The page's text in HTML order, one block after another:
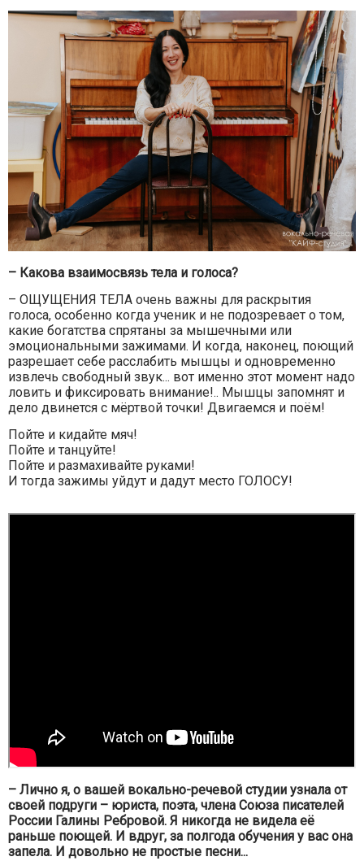
– Какова взаимосвязь тела и голоса?
– ОЩУЩЕНИЯ ТЕЛА очень важны для раскрытия
голоса, особенно когда ученик и не подозревает о том,
какие богатства спрятаны за мышечными или
эмоциональными зажимами. И когда, наконец, поющий
разрешает себе расслабить мышцы и одновременно
извлечь свободный звук... вот именно этот момент надо
ловить и фиксировать внимание!.. Мышцы запомнят и
дело двинется с мёртвой точки! Двигаемся и поём!
Пойте и кидайте мяч!
Пойте и танцуйте!
Пойте и размахивайте руками!
И тогда зажимы уйдут и дадут место ГОЛОСУ!
– Лично я, о вашей вокально-речевой студии узнала от
своей подруги – юриста, поэта, члена Союза писателей
России Галины Ребровой. Я никогда не видела её
раньше поющей. И вдруг, за полгода обучения у вас она
запела. И довольно не простые песни...